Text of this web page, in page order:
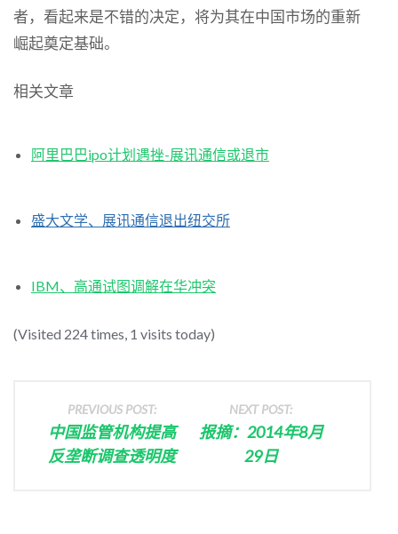
者，看起来是不错的决定，将为其在中国市场的重新
崛起奠定基础。
相关文章
阿里巴巴ipo计划遇挫-展讯通信或退市
盛大文学、展讯通信退出纽交所
IBM、高通试图调解在华冲突
(Visited 224 times, 1 visits today)
PREVIOUS POST:
中国监管机构提高
反垄断调查透明度
NEXT POST:
报摘：2014年8月
29日